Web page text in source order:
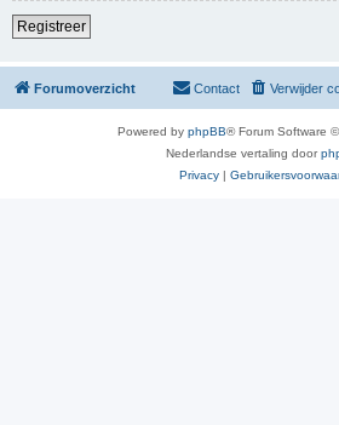
Registreer
Forumoverzicht Verwijder
Contact
Powered by phpBB® Forum Software
Nederlandse vertaling door
Privacy |